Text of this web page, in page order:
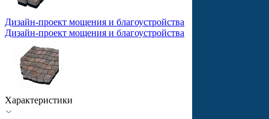
Дизайн-проект мощения и благоустройства
Дизайн-проект мощения и благоустройства
Характеристики